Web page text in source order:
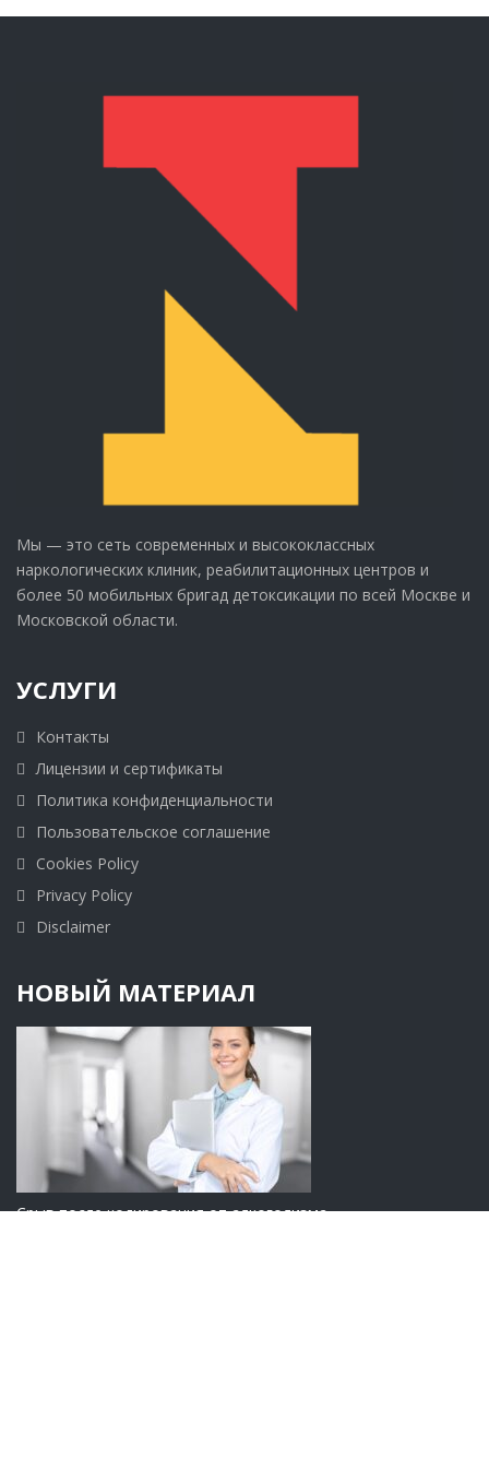
Мы — это сеть современных и высококлассных
наркологических клиник, реабилитационных центров и
более 50 мобильных бригад детоксикации по всей Москве и
Московской области.
УСЛУГИ
Контакты
Лицензии и сертификаты
Политика конфиденциальности
Пользовательское соглашение
Cookies Policy
Privacy Policy
Disclaimer
НОВЫЙ МАТЕРИАЛ
Срыв после кодирования от алкоголизма